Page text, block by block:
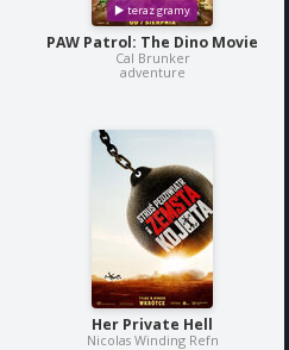
PAW Patrol: The Dino Movie
Cal Brunker
adventure
Her Private Hell
Nicolas Winding Refn